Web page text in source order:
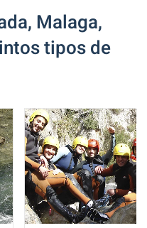
Malaga,
tipos de